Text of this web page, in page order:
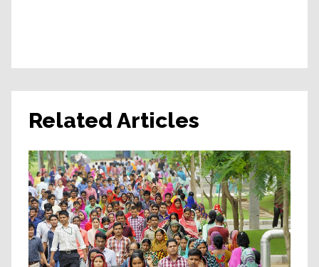
Related Articles